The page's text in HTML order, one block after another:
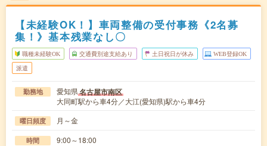
【未経験OK！】車両整備の受付事務《2名募
集！》基本残業なし〇
職種未経験OK 交通費別途支給あり 土日祝日が休み WEB登録OK
派遣
勤務地 愛知県名古屋市南区
大同町駅から車4分／大江(愛知県)駅から車4分
曜日頻度 月～金
時間 9:00～18:00